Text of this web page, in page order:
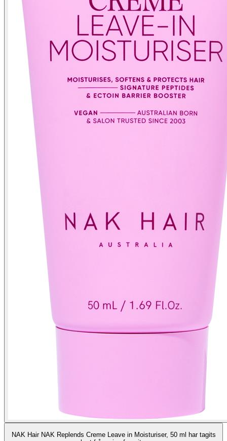
NAK Hair NAK Replends Creme Leave in Moisturiser, 50 ml har tagits